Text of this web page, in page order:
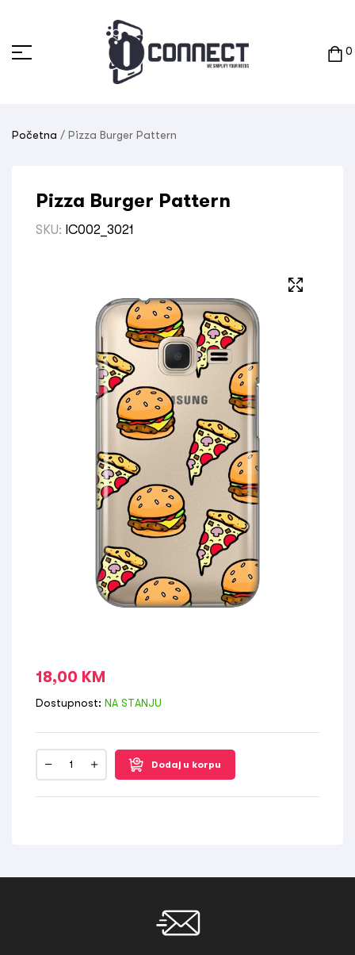
0
Početna / Pizza Burger Pattern
Pizza Burger Pattern
SKU: IC002_3021
18,00 KM
Dostupnost: NA STANJU
Dodaj u korpu